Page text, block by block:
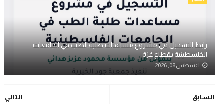
رابط التسجيل في مشروع مساعدات طلبة الطب في الجامعات
الفلسطينية بقطاع غزة
أغسطس 08, 2026
التالي
السابق